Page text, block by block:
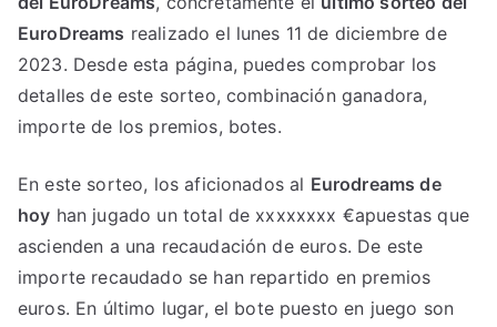
EuroDreams realizado el lunes 11 de diciembre de
2023. Desde esta página, puedes comprobar los
detalles de este sorteo, combinación ganadora,
importe de los premios, botes.
En este sorteo, los aficionados al Eurodreams de
hoy han jugado un total de xxxxxxxx €apuestas que
ascienden a una recaudación de euros. De este
importe recaudado se han repartido en premios
euros. En último lugar, el bote puesto en juego son